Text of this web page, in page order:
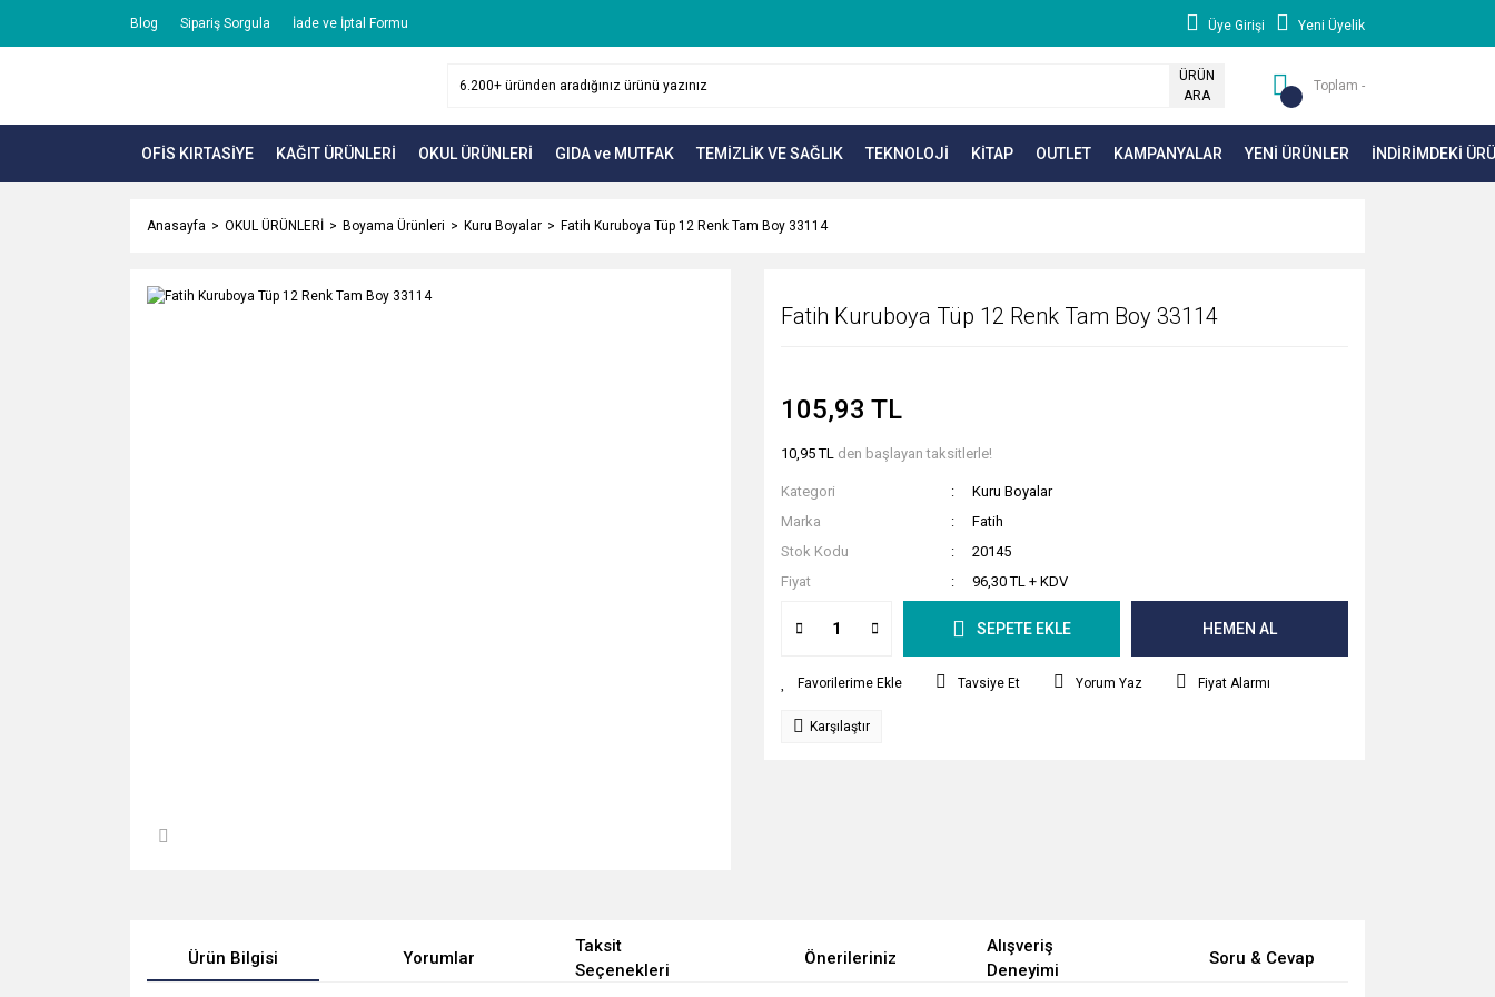
Blog Sipariş Sorgula İade ve İptal Formu Üye Girişi Yeni Üyelik
ÜRÜN
ARA
Toplam -
OFİS KIRTASİYE KAĞIT ÜRÜNLERİ OKUL ÜRÜNLERİ GIDA ve MUTFAK TEMİZLİK VE SAĞLIK TEKNOLOJİ KİTAP OUTLET KAMPANYALAR YENİ ÜRÜNLER İNDİRİMDEKİ
Anasayfa OKUL ÜRÜNLERİ Boyama Ürünleri Kuru Boyalar Fatih Kuruboya Tüp 12 Renk Tam Boy 33114
Fatih Kuruboya Tüp 12 Renk Tam Boy 33114
105,93 TL
10,95 TL den başlayan taksitlerle!
Kategori
Kuru Boyalar
Marka
Fatih
Stok Kodu
20145
Fiyat
96,30 TL + KDV
SEPETE EKLE HEMEN AL
Tavsiye Et Yorum Yaz Fiyat Alarmı
Karşılaştır
Ürün Bilgisi Yorumlar
Taksit
Seçenekleri
Önerileriniz
Alışveriş
Deneyimi
Soru & Cevap